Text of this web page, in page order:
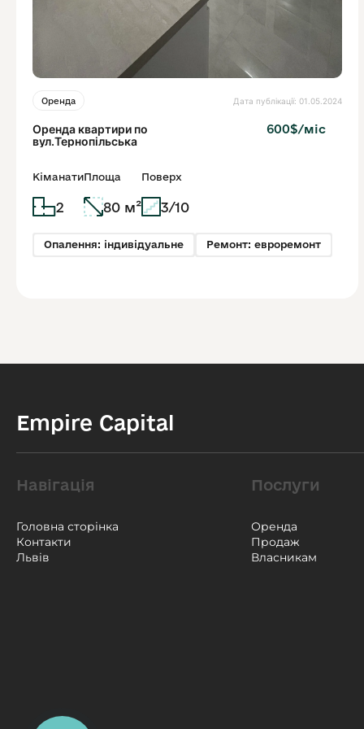
Оренда Дата публікації: 01.05.2024
Оренда квартири по
вул.Тернопільська
600$/міс
Кіманати
2
Площа
80 м²
Поверх
3/10
Опалення: індивідуальне Ремонт: евроремонт
Empire Capital
Навігація
Головна сторінка
Контакти
Львів
Послуги
Оренда
Продаж
Власникам